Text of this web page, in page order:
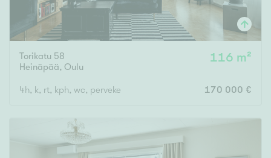
Torikatu 58
Heinäpää, Oulu
116 m²
4h, k, rt, kph, wc, perveke 170 000 €